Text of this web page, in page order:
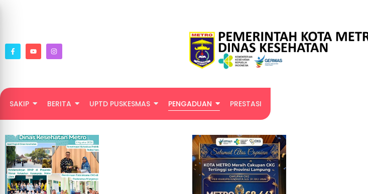
SAKIP BERITA UPTD PUSKESMAS PENGADUAN PRESTASI